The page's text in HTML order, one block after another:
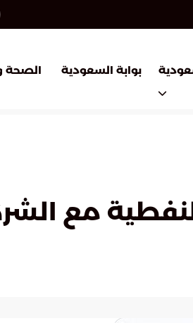
بوابة السعودية الصحة
مع